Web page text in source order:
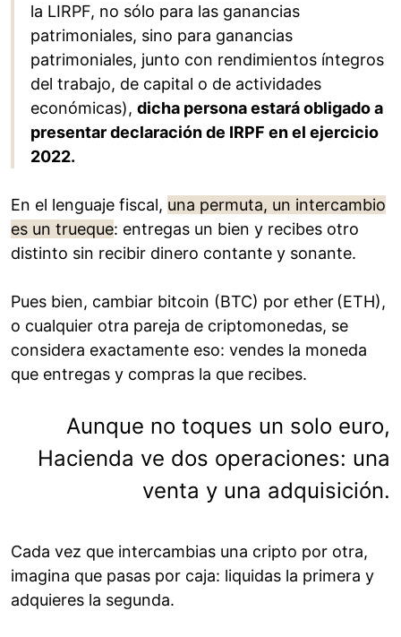
la LIRPF, no sólo para las ganancias
patrimoniales, sino para ganancias
patrimoniales, junto con rendimientos íntegros
del trabajo, de capital o de actividades
económicas), dicha persona estará obligado a
presentar declaración de IRPF en el ejercicio
2022.
En el lenguaje fiscal, una permuta, un intercambio
es un trueque: entregas un bien y recibes otro
distinto sin recibir dinero contante y sonante.
Pues bien, cambiar bitcoin (BTC) por ether (ETH),
o cualquier otra pareja de criptomonedas, se
considera exactamente eso: vendes la moneda
que entregas y compras la que recibes.
Aunque no toques un solo euro,
Hacienda ve dos operaciones: una
venta y una adquisición.
Cada vez que intercambias una cripto por otra,
imagina que pasas por caja: liquidas la primera y
adquieres la segunda.